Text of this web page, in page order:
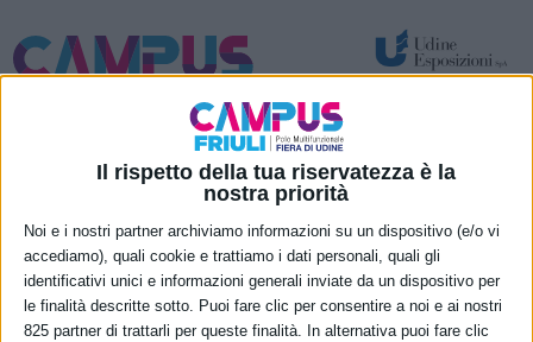
Il rispetto della tua riservatezza è la
nostra priorità
Noi e i nostri partner archiviamo informazioni su un dispositivo (e/o vi
accediamo), quali cookie e trattiamo i dati personali, quali gli
identificativi unici e informazioni generali inviate da un dispositivo per
le finalità descritte sotto. Puoi fare clic per consentire a noi e ai nostri
825 partner di trattarli per queste finalità. In alternativa puoi fare clic
70 Volte Casa
Moderna. Storia in
bianco e nero…